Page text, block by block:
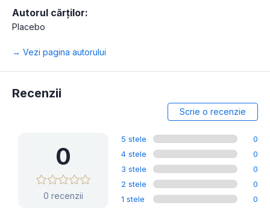
Autorul cărților:
Placebo
→ Vezi pagina autorului
Recenzii
Scrie o recenzie
0
0 recenzii
5 stele
0
4 stele
0
3 stele
0
2 stele
0
1 stele
0